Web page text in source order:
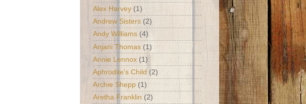
Alex Harvey (1)
Andrew Sisters (2)
Andy Williams (4)
Anjani Thomas (1)
Annie Lennox (1)
Aphrodite's Child (2)
Archie Shepp (1)
Aretha Franklin (2)